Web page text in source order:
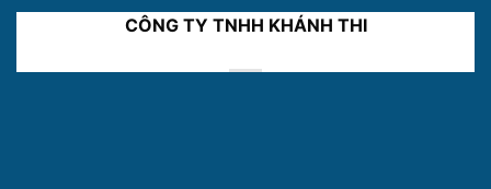
CÔNG TY TNHH KHÁNH THI